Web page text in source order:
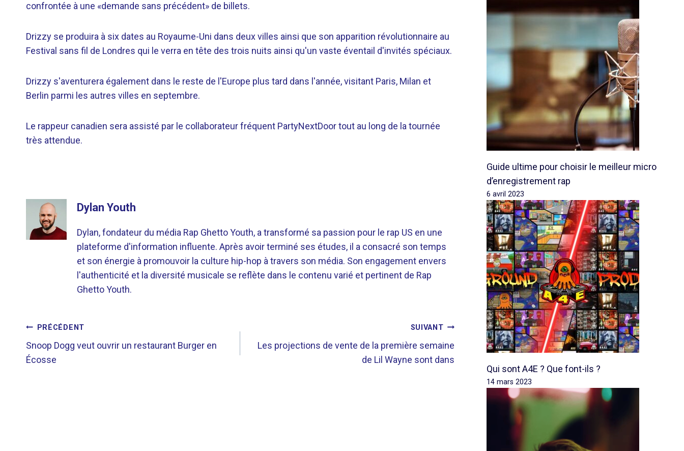
confrontée à une «demande sans précédent» de billets.
Drizzy se produira à six dates au Royaume-Uni dans deux villes ainsi que son apparition révolutionnaire au
Festival sans fil de Londres qui le verra en tête des trois nuits ainsi qu'un vaste éventail d'invités spéciaux.
Drizzy s'aventurera également dans le reste de l'Europe plus tard dans l'année, visitant Paris, Milan et
Berlin parmi les autres villes en septembre.
Le rappeur canadien sera assisté par le collaborateur fréquent PartyNextDoor tout au long de la tournée
très attendue.
Dylan Youth
Dylan, fondateur du média Rap Ghetto Youth, a transformé sa passion pour le rap US en une
plateforme d'information influente. Après avoir terminé ses études, il a consacré son temps
et son énergie à promouvoir la culture hip-hop à travers son média. Son engagement envers
l'authenticité et la diversité musicale se reflète dans le contenu varié et pertinent de Rap
Ghetto Youth.
NAVIGATION
DE
PRÉCÉDENT
Snoop Dogg veut ouvrir un restaurant Burger en
Écosse
SUIVANT
Les projections de vente de la première semaine
de Lil Wayne sont dans
Guide ultime pour choisir le meilleur micro
d’enregistrement rap
6 avril 2023
Qui sont A4E ? Que font-ils ?
14 mars 2023